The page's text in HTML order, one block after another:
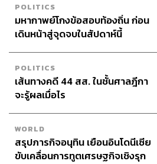
POLITICS
มหากาพย์โกงข้อสอบท้องถิ่น ก่อน
เดินหน้าสู่จุดจบในสัปดาห์นี้
POLITICS
เส้นทางคดี 44 สส. ในชั้นศาลฎีกา
จะรู้ผลเมื่อไร
WORLD
สรุปภารกิจอนุทิน เยือนอินโดนีเซีย
ขับเคลื่อนการทูตเศรษฐกิจเชิงรุก